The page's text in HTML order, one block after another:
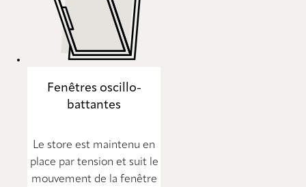
Fenêtres oscillo-
battantes
Le store est maintenu en
place par tension et suit le
mouvement de la fenêtre